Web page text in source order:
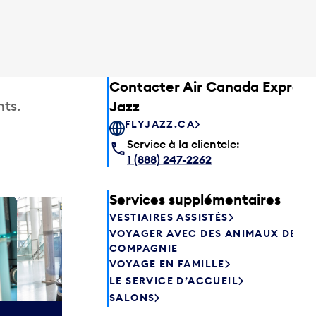
Les
savourer une
Contacter Air Canada Express
Jazz
FLYJAZZ.CA
Service à la clientele:
1 (888) 247-2262
Services supplémentaires
VESTIAIRES ASSISTÉS
VOYAGER AVEC DES ANIMAUX DE
COMPAGNIE
VOYAGE EN FAMILLE
LE SERVICE D’ACCUEIL
SALONS